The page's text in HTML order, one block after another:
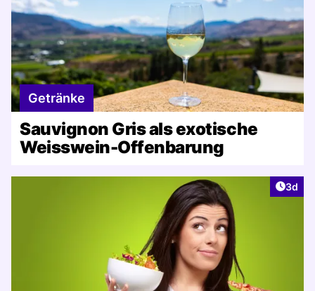
Getränke
Sauvignon Gris als exotische
Weisswein-Offenbarung
3d